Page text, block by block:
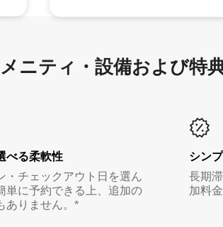
ニ⁠テ⁠ィ⁠・設⁠備⁠および特⁠
べる柔軟性
・チェックアウト日を選ん
単に予約できる上、追加の
ありません。*
シン
長期
加料